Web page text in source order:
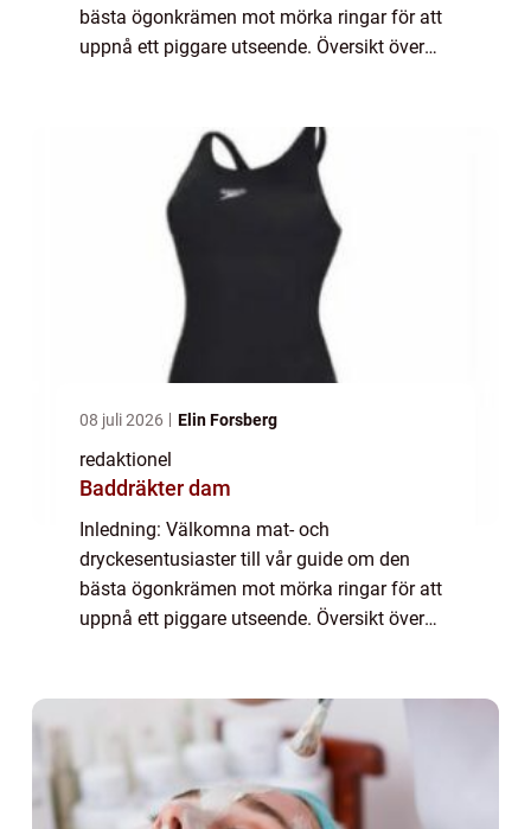
bästa ögonkrämen mot mörka ringar för att
uppnå ett piggare utseende. Översikt över
08 juli 2026 Elin Forsberg
redaktionel
Baddräkter dam
Inledning: Välkomna mat- och
dryckesentusiaster till vår guide om den
bästa ögonkrämen mot mörka ringar för att
uppnå ett piggare utseende. Översikt över